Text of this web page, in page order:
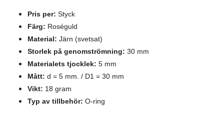
Pris per: Styck
Färg: Roséguld
Material: Järn (svetsat)
Storlek på genomströmning: 30 mm
Materialets tjocklek: 5 mm
Mått: d = 5 mm. / D1 = 30 mm
Vikt: 18 gram
Typ av tillbehör: O-ring